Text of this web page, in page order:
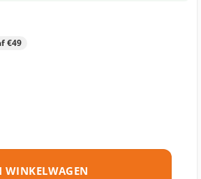
€49
zwart huismerk aantal
WINKELWAGEN